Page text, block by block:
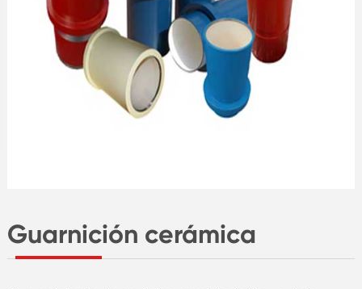
Guarnición cerámica